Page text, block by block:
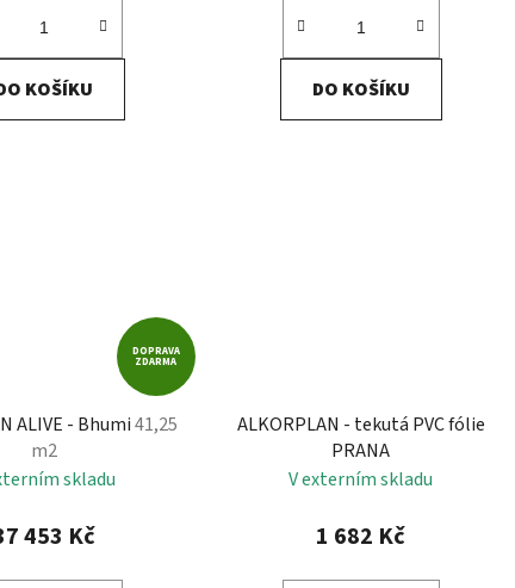
KOŠÍKU DO KOŠÍKU
DOPRAVA
ZDARMA
ALIVE - Bhumi41,25
m2
skladu
453 Kč
ALKORPLAN - tekutá PVC fólie
PRANA
V externím skladu
1 682 Kč